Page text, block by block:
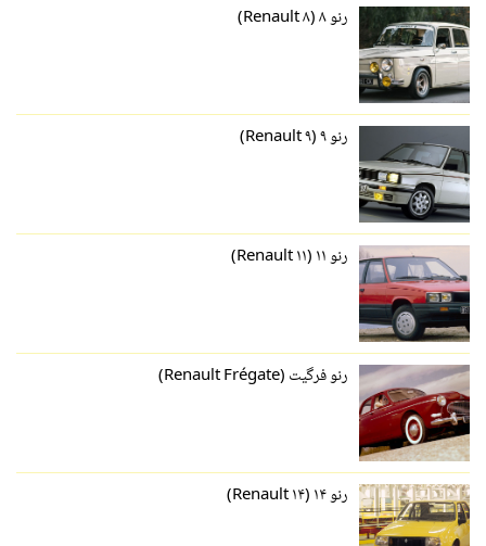
رنو ۸ (Renault ۸)
رنو ۹ (Renault ۹)
رنو ۱۱ (Renault ۱۱)
رنو فرگیت (Renault Frégate)
رنو ۱۴ (Renault ۱۴)